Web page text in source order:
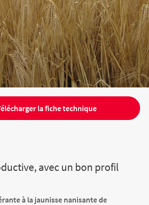
la fiche technique
avec un bon profil
à la jaunisse nanisante de